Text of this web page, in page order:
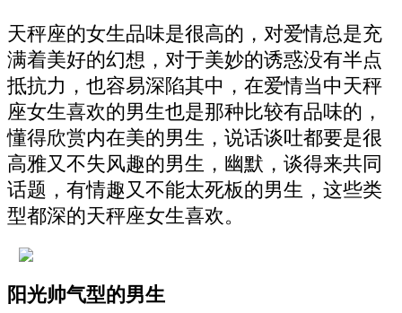
天秤座的女生品味是很高的，对爱情总是充
满着美好的幻想，对于美妙的诱惑没有半点
抵抗力，也容易深陷其中，在爱情当中天秤
座女生喜欢的男生也是那种比较有品味的，
懂得欣赏内在美的男生，说话谈吐都要是很
高雅又不失风趣的男生，幽默，谈得来共同
话题，有情趣又不能太死板的男生，这些类
型都深的天秤座女生喜欢。
阳光帅气型的男生